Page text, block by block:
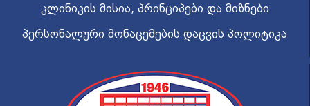
კლინიკის მისია, პრინციპები და მიზნები
პერსონალური მონაცემების დაცვის პოლიტიკა